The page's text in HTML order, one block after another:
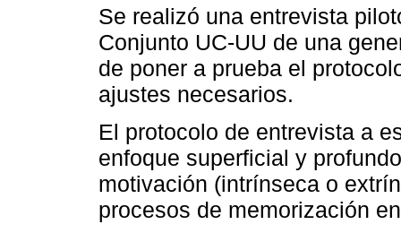
Se realizó una entrevista
Conjunto UC-UU de una
de poner a prueba el
ajustes necesarios.
El protocolo de entrevista a
enfoque superficial y
motivación (intrínseca o
procesos de memorización